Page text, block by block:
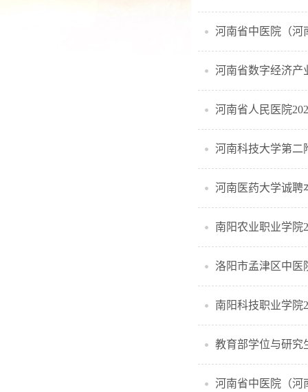
河南省中医院（河
河南省数字经济产
河南省人民医院
河南科技大学第二
河南医药大学诚聘
南阳农业职业学院
洛阳市孟津区中医
南阳科技职业学院
教育部学位与研究
河南省中医院（河